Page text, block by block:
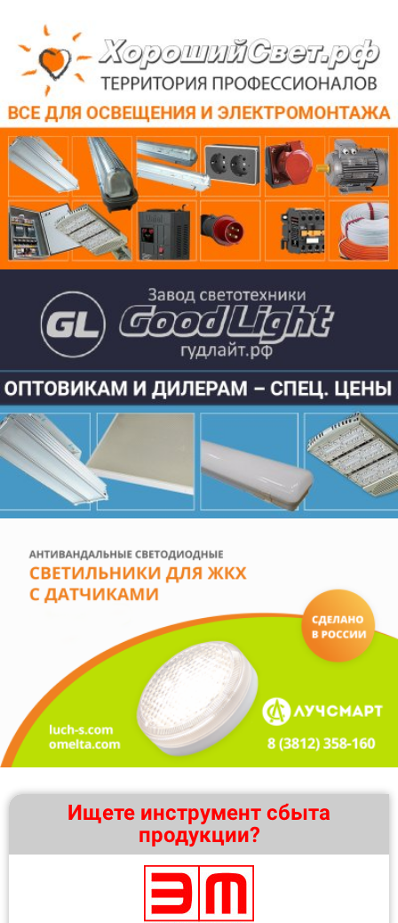
Ищете инструмент сбыта
продукции?